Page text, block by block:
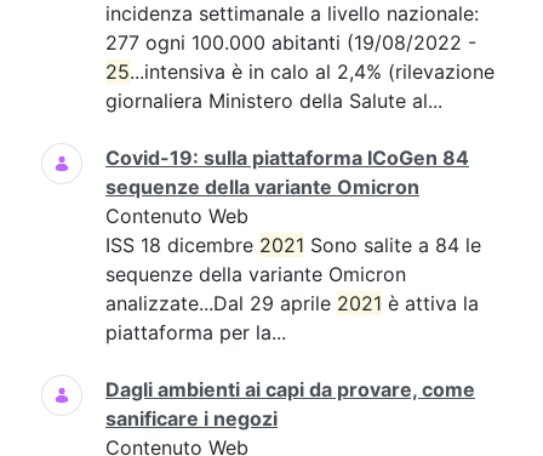
incidenza settimanale a livello nazionale:
277 ogni 100.000 abitanti (19/08/2022 -
25...intensiva è in calo al 2,4% (rilevazione
giornaliera Ministero della Salute al...
Covid-19: sulla piattaforma ICoGen 84
sequenze della variante Omicron
Contenuto Web
ISS 18 dicembre 2021 Sono salite a 84 le
sequenze della variante Omicron
analizzate...Dal 29 aprile 2021 è attiva la
piattaforma per la...
Dagli ambienti ai capi da provare, come
sanificare i negozi
Contenuto Web